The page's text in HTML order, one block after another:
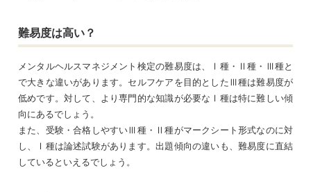
難易度は高い？
メンタルヘルスマネジメント検定の難易度は、Ⅰ種・Ⅱ種・Ⅲ種と
で大きな違いがあります。セルフケアを目的としたⅢ種は難易度が
低めです。対して、より専門的な知識が必要なⅠ種は特に難しい傾
向にあるでしょう。
また、受験・合格しやすいⅢ種・Ⅱ種がマークシート形式なのに対
し、Ⅰ種は論述試験があります。出題傾向の違いも、難易度に直結
しているといえるでしょう。